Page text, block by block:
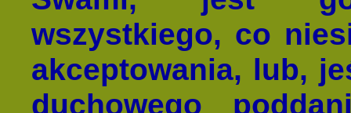
wszystkiego, co
akceptowania, lub,
duchowego